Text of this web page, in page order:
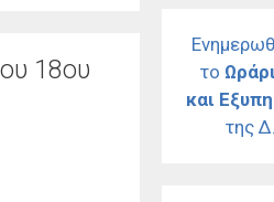
18ου
το
και
της